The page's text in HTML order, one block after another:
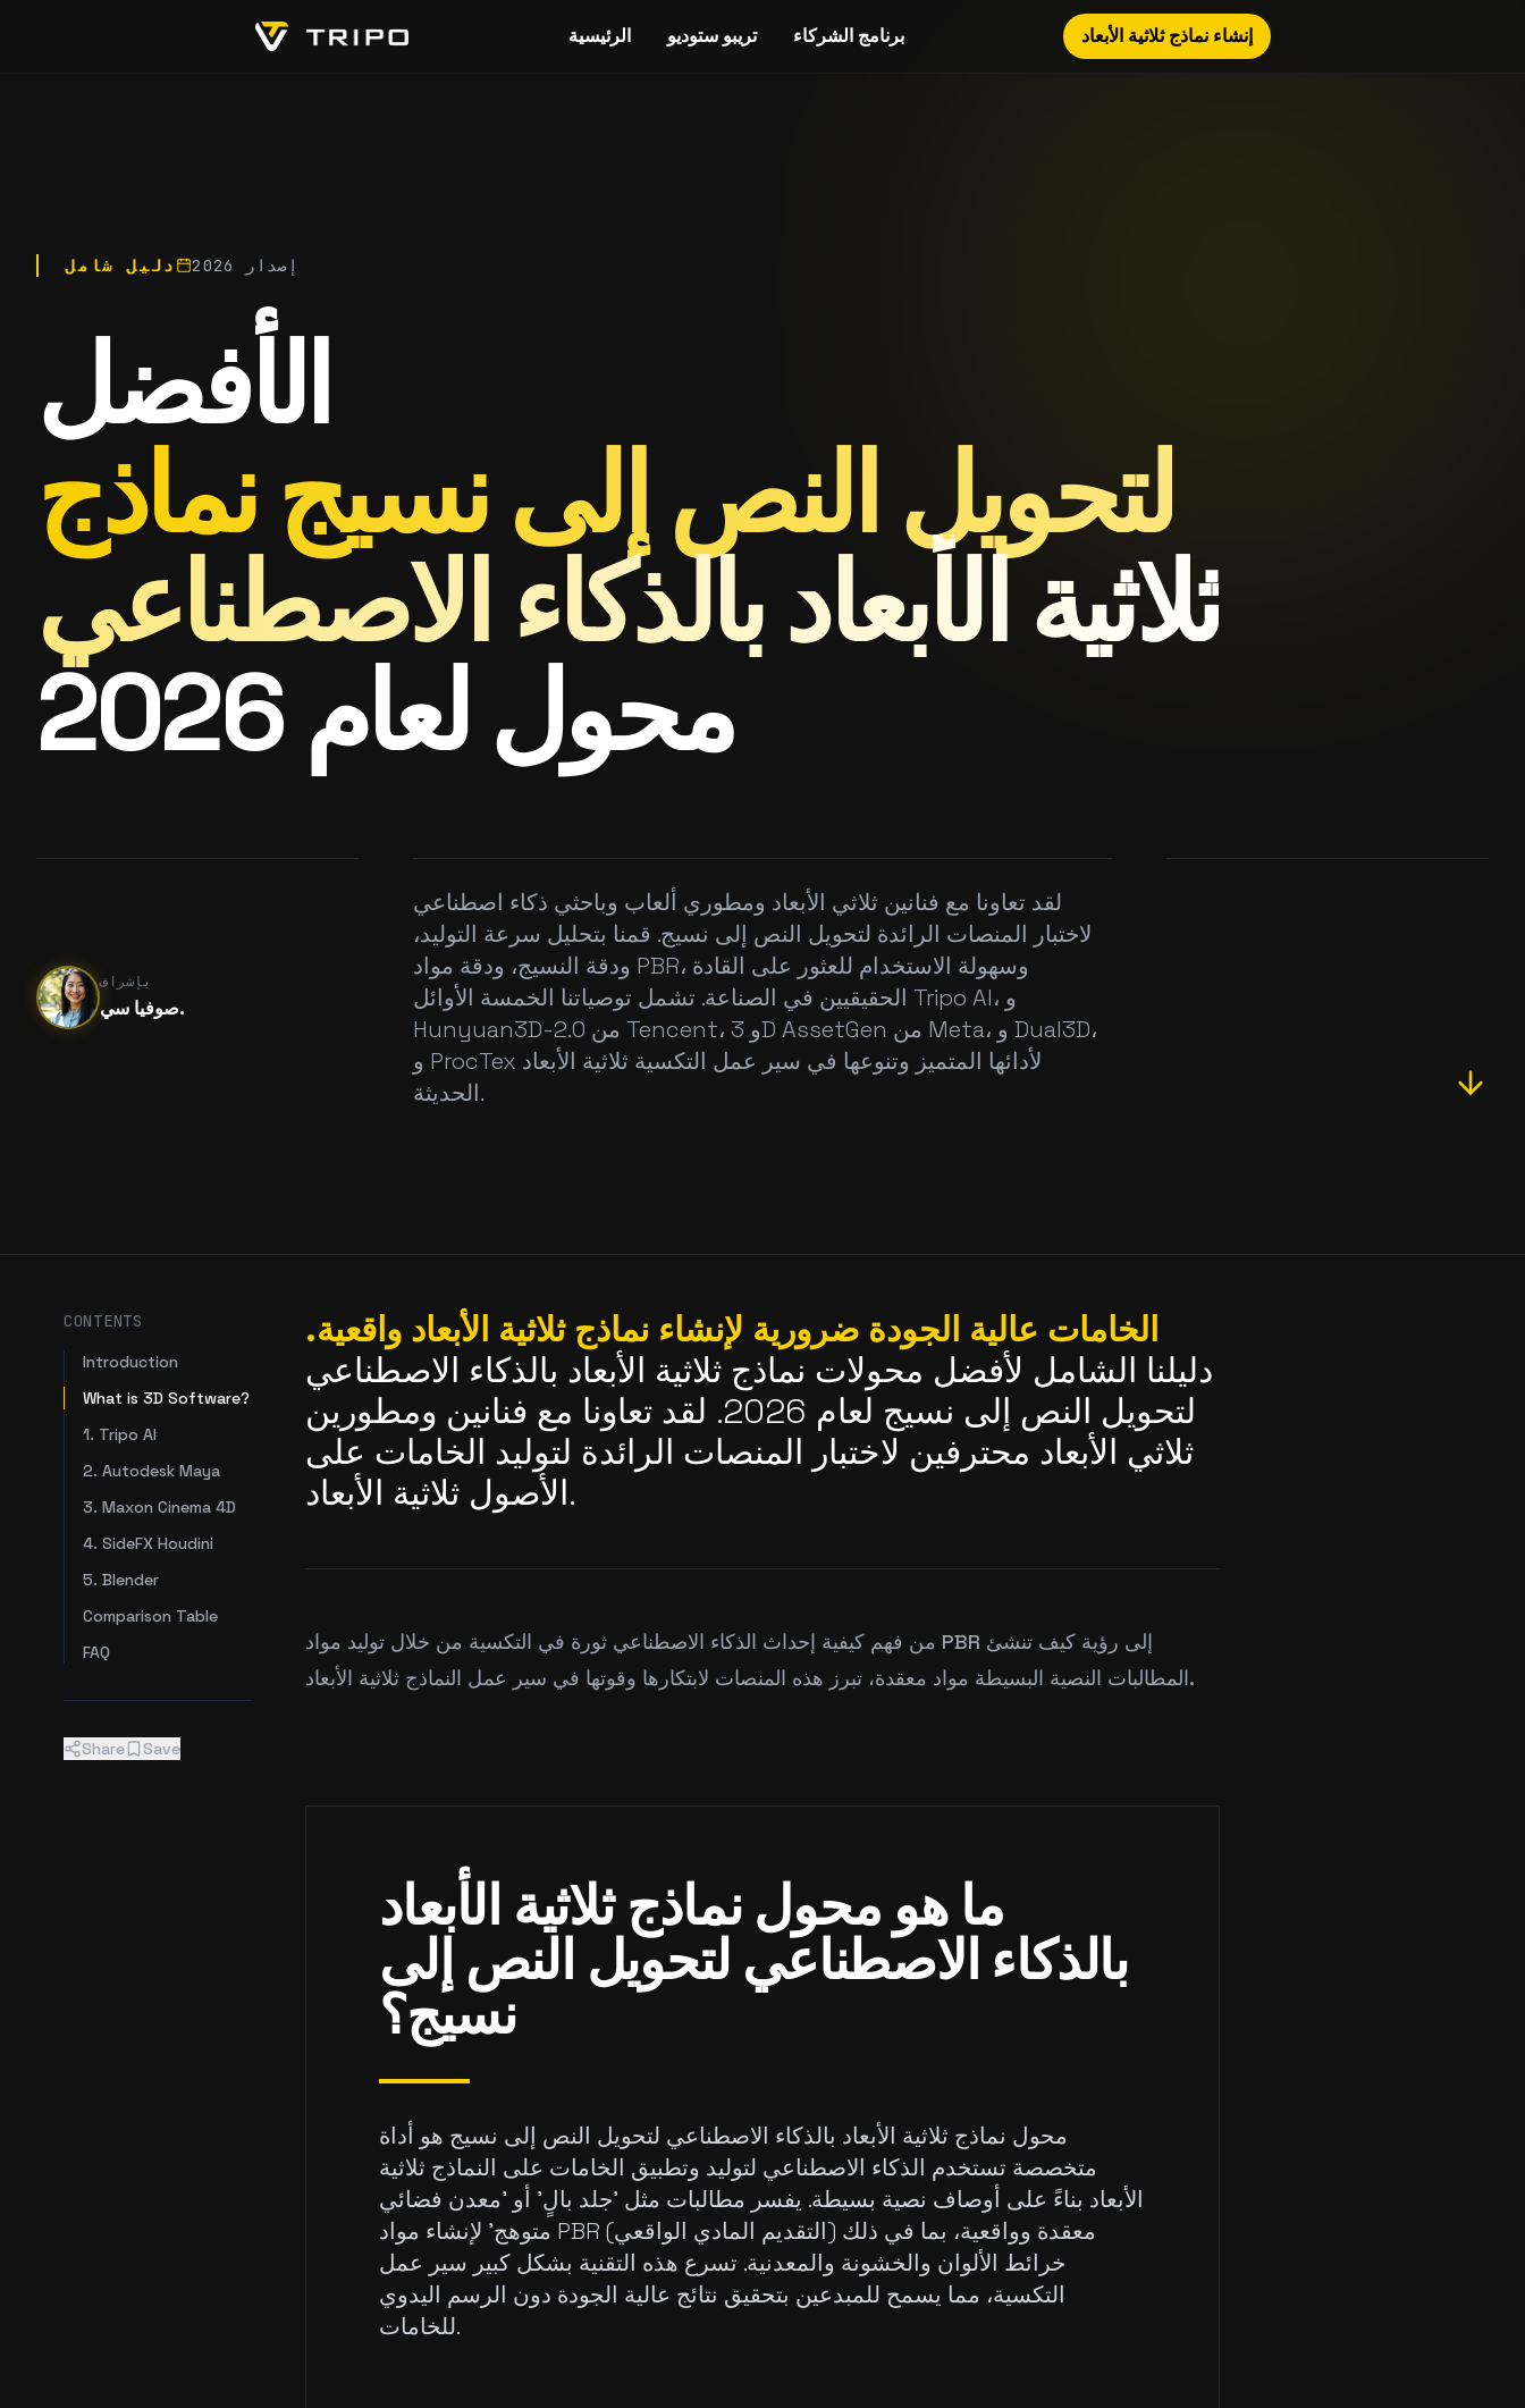
الرئيسية تريبو ستوديو برنامج الشركاء إنشاء نماذج ثلاثية الأبعاد
دليل شامل إصدار 2026
الأفضل
لتحويل النص إلى نسيج نماذج
ثلاثية الأبعاد بالذكاء الاصطناعي
محول لعام 2026
بإشراف
صوفيا سي.
لقد تعاونا مع فنانين ثلاثي الأبعاد ومطوري ألعاب وباحثي ذكاء اصطناعي
لاختبار المنصات الرائدة لتحويل النص إلى نسيج. قمنا بتحليل سرعة التوليد،
ودقة النسيج، ودقة مواد PBR، وسهولة الاستخدام للعثور على القادة
الحقيقيين في الصناعة. تشمل توصياتنا الخمسة الأوائل Tripo AI، و
Hunyuan3D-2.0 من Tencent، و 3D AssetGen من Meta، و Dual3D،
و ProcTex لأدائها المتميز وتنوعها في سير عمل التكسية ثلاثية الأبعاد
الحديثة.
الخامات عالية الجودة ضرورية لإنشاء نماذج ثلاثية الأبعاد واقعية.
دليلنا الشامل لأفضل محولات نماذج ثلاثية الأبعاد بالذكاء الاصطناعي
لتحويل النص إلى نسيج لعام 2026. لقد تعاونا مع فنانين ومطورين
ثلاثي الأبعاد محترفين لاختبار المنصات الرائدة لتوليد الخامات على
الأصول ثلاثية الأبعاد.
من فهم كيفية إحداث الذكاء الاصطناعي ثورة في التكسية من خلال توليد مواد PBR إلى رؤية كيف تنشئ
المطالبات النصية البسيطة مواد معقدة، تبرز هذه المنصات لابتكارها وقوتها في سير عمل النماذج ثلاثية الأبعاد.
ما هو محول نماذج ثلاثية الأبعاد
بالذكاء الاصطناعي لتحويل النص إلى
نسيج؟
محول نماذج ثلاثية الأبعاد بالذكاء الاصطناعي لتحويل النص إلى نسيج هو أداة
متخصصة تستخدم الذكاء الاصطناعي لتوليد وتطبيق الخامات على النماذج ثلاثية
الأبعاد بناءً على أوصاف نصية بسيطة. يفسر مطالبات مثل 'جلد بالٍ' أو 'معدن فضائي
متوهج' لإنشاء مواد PBR (التقديم المادي الواقعي) معقدة وواقعية، بما في ذلك
خرائط الألوان والخشونة والمعدنية. تسرع هذه التقنية بشكل كبير سير عمل
التكسية، مما يسمح للمبدعين بتحقيق نتائج عالية الجودة دون الرسم اليدوي
للخامات.
CONTENTS
Introduction
What is 3D Software?
1. Tripo AI
2. Autodesk Maya
3. Maxon Cinema 4D
4. SideFX Houdini
5. Blender
Comparison Table
FAQ
Share Save